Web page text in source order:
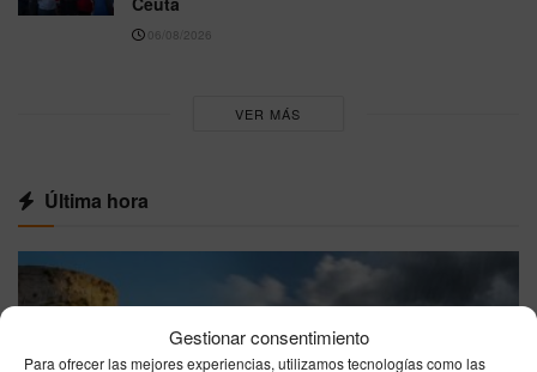
Gestionar consentimiento
Para ofrecer las mejores experiencias, utilizamos tecnologías como las
06/08/2026
VER MÁS
Última hora